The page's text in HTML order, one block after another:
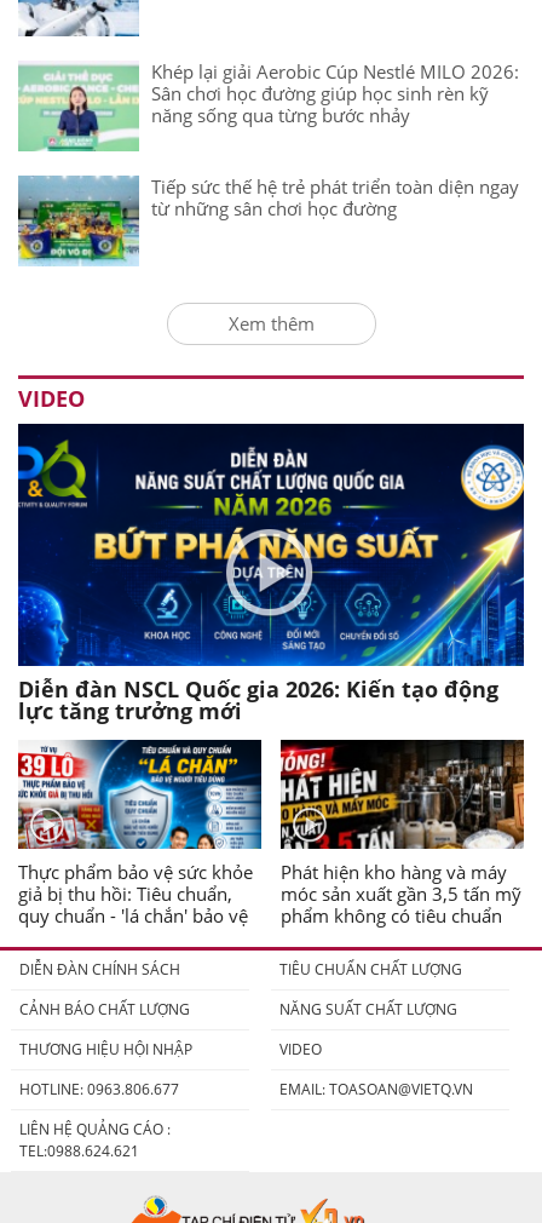
Khép lại giải Aerobic Cúp Nestlé MILO 2026:
Sân chơi học đường giúp học sinh rèn kỹ
năng sống qua từng bước nhảy
Tiếp sức thế hệ trẻ phát triển toàn diện ngay
từ những sân chơi học đường
Xem thêm
VIDEO
Diễn đàn NSCL Quốc gia 2026: Kiến tạo động
lực tăng trưởng mới
Thực phẩm bảo vệ sức khỏe
giả bị thu hồi: Tiêu chuẩn,
quy chuẩn - 'lá chắn' bảo vệ
Phát hiện kho hàng và máy
móc sản xuất gần 3,5 tấn mỹ
phẩm không có tiêu chuẩn
DIỄN ĐÀN CHÍNH SÁCH
TIÊU CHUẨN CHẤT LƯỢNG
CẢNH BÁO CHẤT LƯỢNG
NĂNG SUẤT CHẤT LƯỢNG
THƯƠNG HIỆU HỘI NHẬP
VIDEO
HOTLINE: 0963.806.677
EMAIL:TOASOAN@VIETQ.VN
LIÊN HỆ QUẢNG CÁO :
TEL:0988.624.621